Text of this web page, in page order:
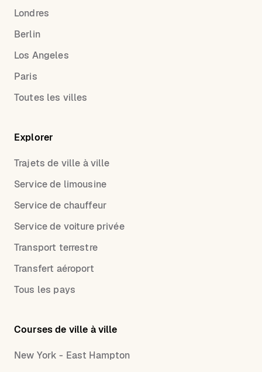
Londres
Berlin
Los Angeles
Paris
Toutes les villes
Explorer
Trajets de ville à ville
Service de limousine
Service de chauffeur
Service de voiture privée
Transport terrestre
Transfert aéroport
Tous les pays
Courses de ville à ville
New York - East Hampton